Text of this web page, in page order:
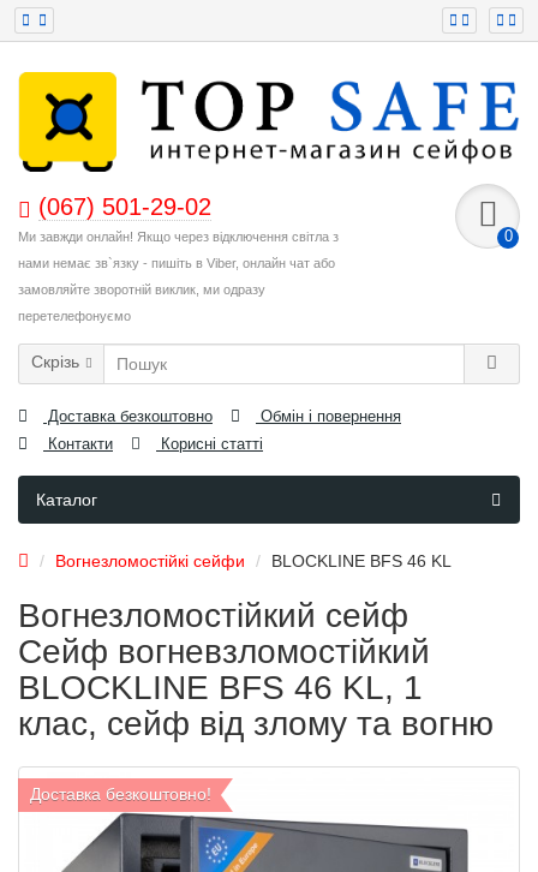
(067) 501-29-02
Ми завжди онлайн! Якщо через відключення світла з
нами немає зв`язку - пишіть в Viber, онлайн чат або
замовляйте зворотній виклик, ми одразу
перетелефонуємо
0
Скрізь
Доставка безкоштовно
Обмін і повернення
Контакти
Корисні статті
Каталог
Вогнезломостійкі сейфи BLOCKLINE BFS 46 KL
Вогнезломостійкий сейф
Сейф вогневзломостійкий
BLOCKLINE BFS 46 KL, 1
клас, сейф від злому та вогню
Доставка безкоштовно!